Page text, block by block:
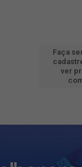
Faça
ver